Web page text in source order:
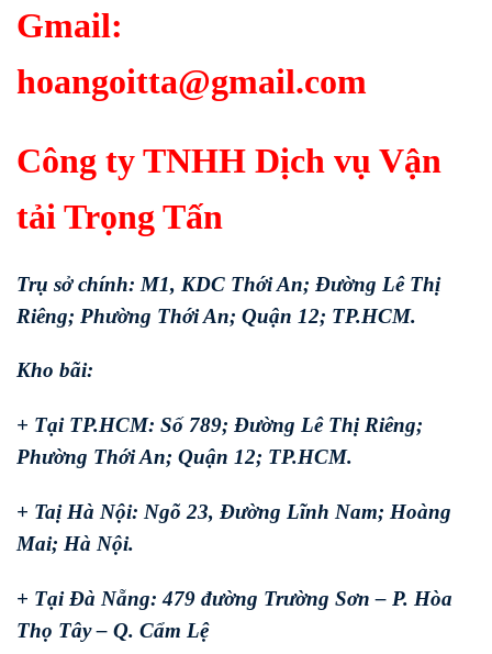
Gmail:
hoangoitta@gmail.com
Công ty TNHH Dịch vụ Vận
tải Trọng Tấn
Trụ sở chính: M1, KDC Thới An; Đường Lê Thị
Riêng; Phường Thới An; Quận 12; TP.HCM.
Kho bãi:
+ Tại TP.HCM: Số 789; Đường Lê Thị Riêng;
Phường Thới An; Quận 12; TP.HCM.
+ Taị Hà Nội: Ngõ 23, Đường Lĩnh Nam; Hoàng
Mai; Hà Nội.
+ Tại Đà Nẵng: 479 đường Trường Sơn – P. Hòa
Thọ Tây – Q. Cẩm Lệ